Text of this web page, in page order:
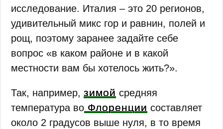
исследование. Италия – это 20 регионов,
удивительный микс гор и равнин, полей и
рощ, поэтому заранее задайте себе
вопрос «в каком районе и в какой
местности вам бы хотелось жить?».
Так, например,зимой средняя
температура во Флоренции составляет
около 2 градусов выше нуля, в то время